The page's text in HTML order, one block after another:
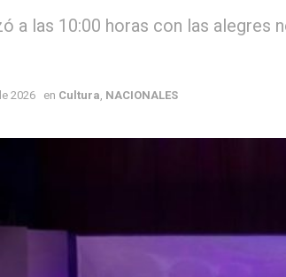
a las 10:00 horas con las alegres
2026 en Cultura, NACIONALES